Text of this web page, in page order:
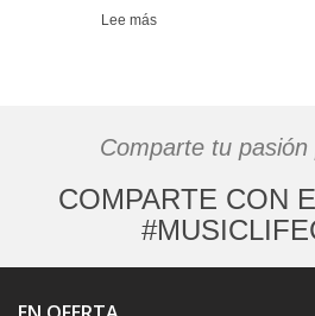
Lee más
Comparte tu pasión
COMPARTE CON